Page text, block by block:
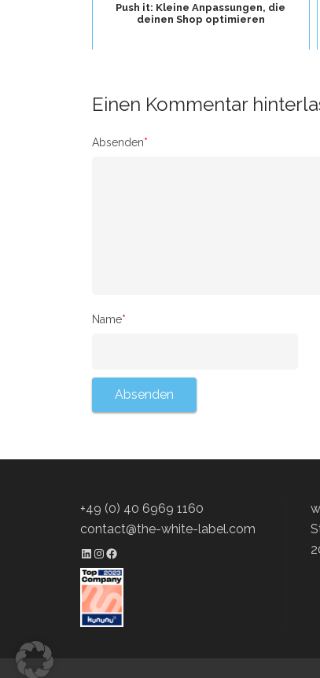
Push it: Kleine Anpassungen, die
deinen Shop optimieren
Einen Kommentar
Absenden*
Name*
+49 (0) 40 6969 1160
contact@the-white-label.com
LinkedIn Profil
Instagram Profil
Facebook Profil